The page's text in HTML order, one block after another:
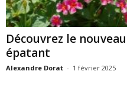
Découvrez le
épatant
Alexandre Dorat - 1 février 2025